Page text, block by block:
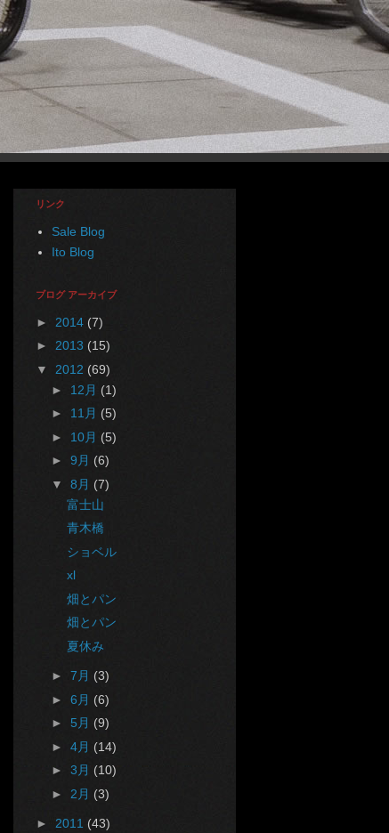
リンク
Sale Blog
Ito Blog
ブログ アーカイブ
► 2014 (7)
► 2013 (15)
▼ 2012 (69)
► 12月 (1)
► 11月 (5)
► 10月 (5)
► 9月 (6)
▼ 8月 (7)
富士山
青木橋
ショベル
xl
畑とパン
畑とパン
夏休み
► 7月 (3)
► 6月 (6)
► 5月 (9)
► 4月 (14)
► 3月 (10)
► 2月 (3)
► 2011 (43)